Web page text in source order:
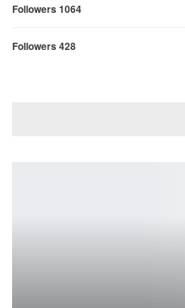
Followers 1064
Followers 428